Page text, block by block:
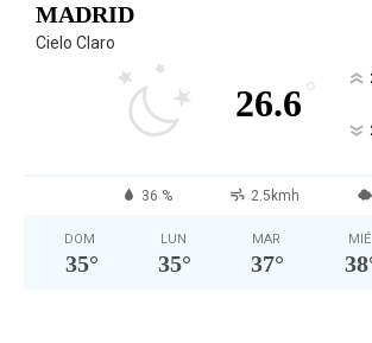
MADRID
Cielo Claro
26.6 °
36 % 2.5kmh
DOM
35°
LUN
35°
MAR
37°
MIÉ
38